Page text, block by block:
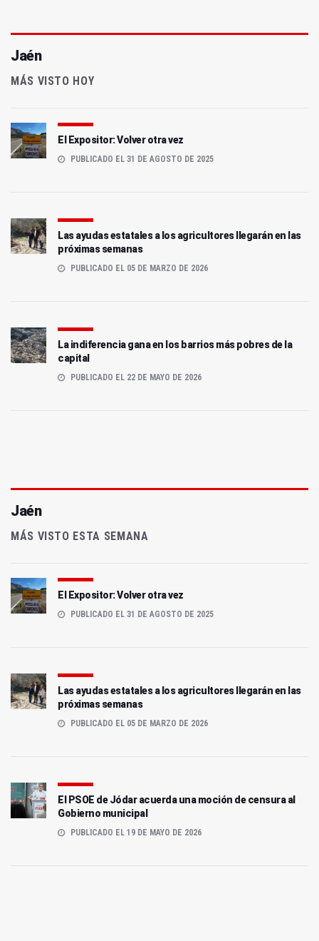
Jaén
MÁS VISTO HOY
El Expositor: Volver otra vez
PUBLICADO EL 31 DE AGOSTO DE 2025
Las ayudas estatales a los agricultores llegarán en las
próximas semanas
PUBLICADO EL 05 DE MARZO DE 2026
La indiferencia gana en los barrios más pobres de la
capital
PUBLICADO EL 22 DE MAYO DE 2026
Jaén
MÁS VISTO ESTA SEMANA
El Expositor: Volver otra vez
PUBLICADO EL 31 DE AGOSTO DE 2025
Las ayudas estatales a los agricultores llegarán en las
próximas semanas
PUBLICADO EL 05 DE MARZO DE 2026
El PSOE de Jódar acuerda una moción de censura al
Gobierno municipal
PUBLICADO EL 19 DE MAYO DE 2026